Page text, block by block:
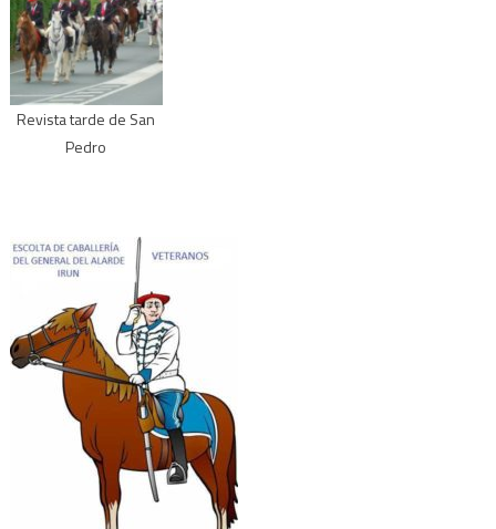
Revista tarde de San
Pedro